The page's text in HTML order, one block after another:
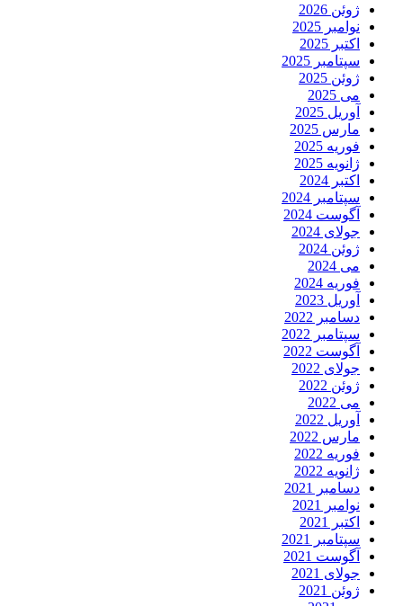
ژوئن 2026
نوامبر 2025
اکتبر 2025
سپتامبر 2025
ژوئن 2025
می 2025
آوریل 2025
مارس 2025
فوریه 2025
ژانویه 2025
اکتبر 2024
سپتامبر 2024
آگوست 2024
جولای 2024
ژوئن 2024
می 2024
فوریه 2024
آوریل 2023
دسامبر 2022
سپتامبر 2022
آگوست 2022
جولای 2022
ژوئن 2022
می 2022
آوریل 2022
مارس 2022
فوریه 2022
ژانویه 2022
دسامبر 2021
نوامبر 2021
اکتبر 2021
سپتامبر 2021
آگوست 2021
جولای 2021
ژوئن 2021